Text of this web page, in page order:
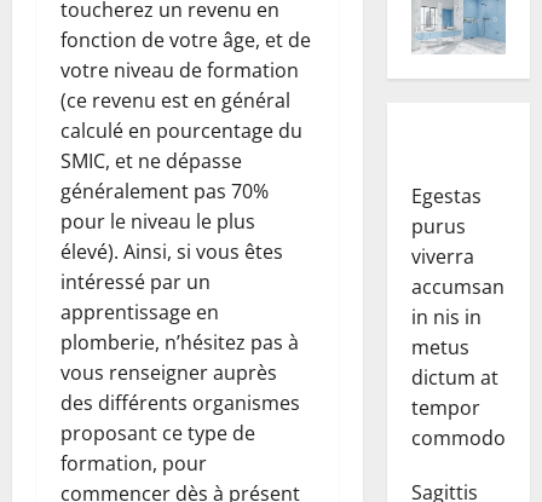
toucherez un revenu en
fonction de votre âge, et de
votre niveau de formation
(ce revenu est en général
calculé en pourcentage du
SMIC, et ne dépasse
généralement pas 70%
pour le niveau le plus
élevé). Ainsi, si vous êtes
intéressé par un
apprentissage en
plomberie, n’hésitez pas à
vous renseigner auprès
des différents organismes
proposant ce type de
formation, pour
commencer dès à présent
Egestas
purus
viverra
accumsan
in nis in
metus
dictum at
tempor
commodo.
Sagittis